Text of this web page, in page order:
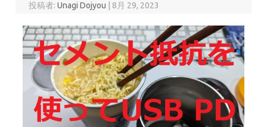
投稿者:Unagi Dojyou 8月 29, 2023